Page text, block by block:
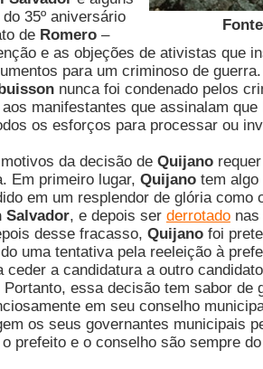
Fonte
35º aniversário
de Romero–
e as objeções de ativistas que
para um criminoso de
nunca foi condenado pelos
manifestantes que assinalam que
os esforços para processar ou
da decisão de Quijanorequer
Em primeiro lugar, Quijanotem algo
em um resplendor de glória como
Salvador, e depois ser derrotadonas
desse fracasso, Quijanofoi
uma tentativa pela reeleição à
ceder a candidatura a outro
Portanto, essa decisão tem sabor de
em seu conselho
os seus governantes municipais
prefeito e o conselho são sempre